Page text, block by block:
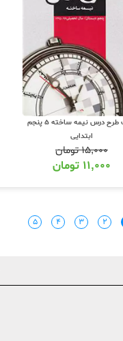
مرآت طرح درس نیمه ساخته 5 پنجم
ابتدایی
۱۵,۰۰۰تومان
۱۱,۰۰۰ تومان
۲ ۳ ۴ ۵